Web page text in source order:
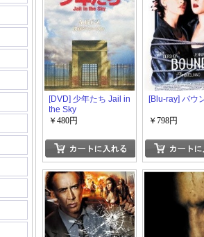
[DVD] 少年たち Jail in
the Sky
￥480円
[Blu-ray] バウ
￥798円